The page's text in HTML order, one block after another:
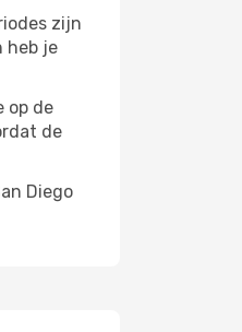
zijn
heb je
op de
de
Diego